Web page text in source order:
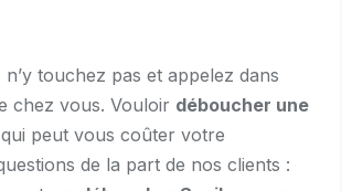
touchez pas et appelez dans
chez vous. Vouloir déboucher une
peut vous coûter votre
de la part de nos clients :